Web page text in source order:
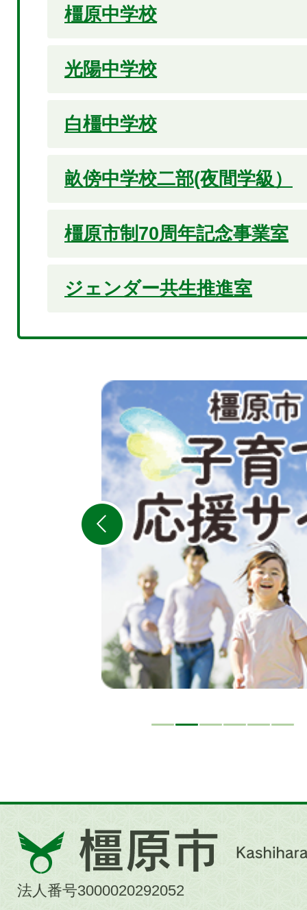
橿原中学校
光陽中学校
白橿中学校
畝傍中学校二部(夜間学級）
橿原市制70周年記念事業室
ジェンダー共生推進室
2
枚
目
の
ス
ラ
橿
原
市
法人番号3000020292052